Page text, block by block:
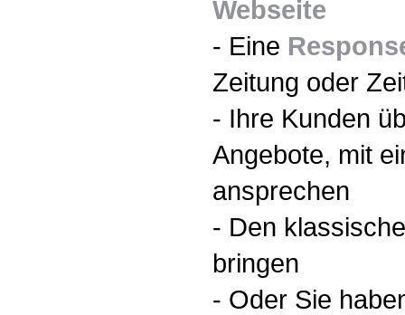
Webseite
- Eine
Zeitung oder
- Ihre Kunden
Angebote, mit
ansprechen
- Den
bringen
- Oder Sie